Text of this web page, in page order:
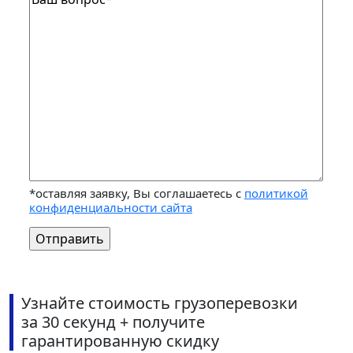
*оставляя заявку, Вы соглашаетесь с политикой
конфиденциальности сайта
Узнайте стоимость грузоперевозки
за 30 секунд + получите
гарантированную скидку